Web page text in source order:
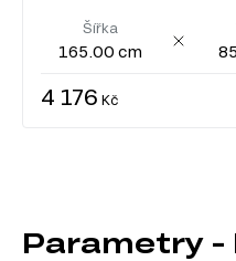
Šířka
165.00 cm
4 176 Kč
Parametry -